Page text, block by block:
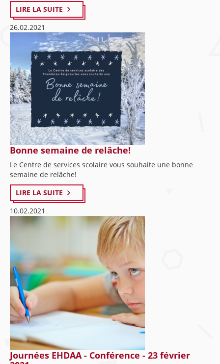
LIRE LA SUITE
26.02.2021
Bonne semaine de relâche!
Le Centre de services scolaire vous souhaite une bonne
semaine de relâche!
LIRE LA SUITE
10.02.2021
Journées EHDAA - Conférence - 23 février